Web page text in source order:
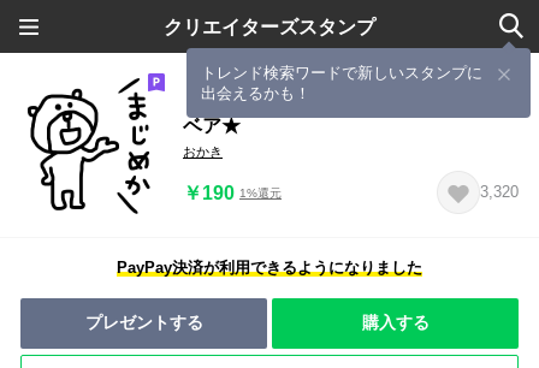
クリエイターズスタンプ
トレンド検索ワードで新しいスタンプに
出会えるかも！
【即ツッコミ！⑩】ゆる～いシンプル
ベア★
おかき
￥190 1%還元 3,320
PayPay決済が利用できるようになりました
プレゼントする 購入する